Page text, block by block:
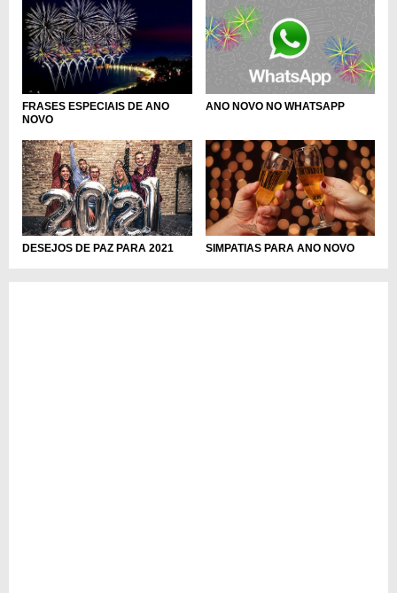
FRASES ESPECIAIS DE ANO
NOVO
ANO NOVO NO WHATSAPP
DESEJOS DE PAZ PARA 2021 SIMPATIAS PARA ANO NOVO